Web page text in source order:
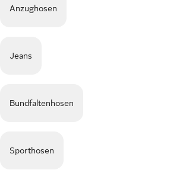
Anzughosen
Jeans
Bundfaltenhosen
Sporthosen